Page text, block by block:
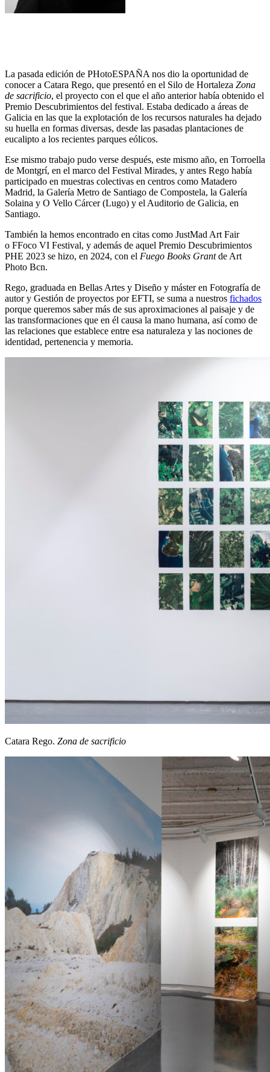
La pasada edición de PHotoESPAÑA nos dio la oportunidad de
conocer a Catara Rego, que presentó en el Silo de Hortaleza Zona
de sacrificio, el proyecto con el que el año anterior había obtenido el
Premio Descubrimientos del festival. Estaba dedicado a áreas de
Galicia en las que la explotación de los recursos naturales ha dejado
su huella en formas diversas, desde las pasadas plantaciones de
eucalipto a los recientes parques eólicos.
Ese mismo trabajo pudo verse después, este mismo año, en Torroella
de Montgrí, en el marco del Festival Mirades, y antes Rego había
participado en muestras colectivas en centros como Matadero
Madrid, la Galería Metro de Santiago de Compostela, la Galería
Solaina y O Vello Cárcer (Lugo) y el Auditorio de Galicia, en
Santiago.
También la hemos encontrado en citas como JustMad Art Fair
o FFoco VI Festival, y además de aquel Premio Descubrimientos
PHE 2023 se hizo, en 2024, con el Fuego Books Grantde Art
Photo Bcn.
Rego, graduada en Bellas Artes y Diseño y máster en Fotografía de
autor y Gestión de proyectos por EFTI, se suma a nuestros fichados
porque queremos saber más de sus aproximaciones al paisaje y de
las transformaciones que en él causa la mano humana, así como de
las relaciones que establece entre esa naturaleza y las nociones de
identidad, pertenencia y memoria.
Catara Rego. Zona de sacrificio